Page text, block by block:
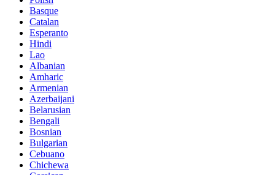
Basque
Catalan
Esperanto
Hindi
Lao
Albanian
Amharic
Armenian
Azerbaijani
Belarusian
Bengali
Bosnian
Bulgarian
Cebuano
Chichewa